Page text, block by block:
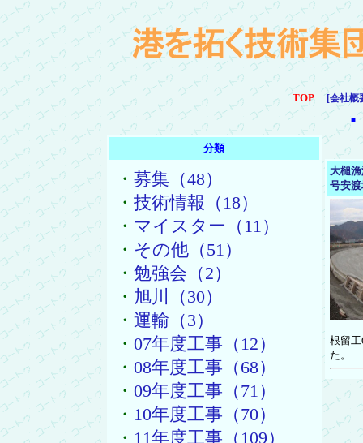
TOP [会社概
■
分類
・ 募集（48）
・ 技術情報（18）
・ マイスター（11）
・ その他（51）
・ 勉強会（2）
・ 旭川（30）
・ 運輸（3）
・ 07年度工事（12）
・ 08年度工事（68）
・ 09年度工事（71）
・ 10年度工事（70）
・ 11年度工事（109）
大槌
号安
根留
た。